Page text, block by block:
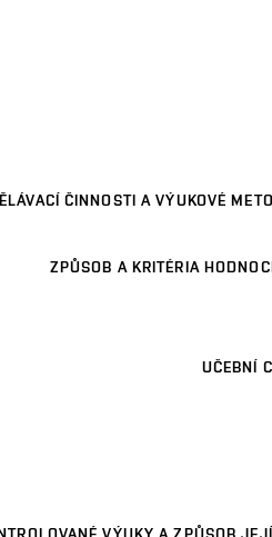
ČINNOSTI A VÝUKOVÉ
ZPŮSOB A KRITÉRIA
UČEBNÍ